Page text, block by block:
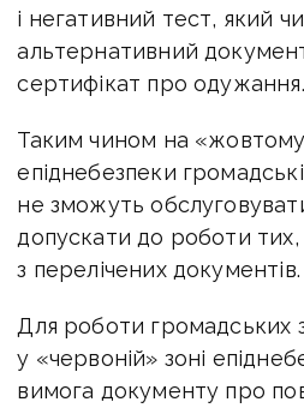
і негативний тест, який
альтернативний
сертифікат про одужання.
Таким чином на
епіднебезпеки
не зможуть
допускати до роботи
з перелічених документів.
Для роботи громадських
у «червоній» зоні
вимога документу про